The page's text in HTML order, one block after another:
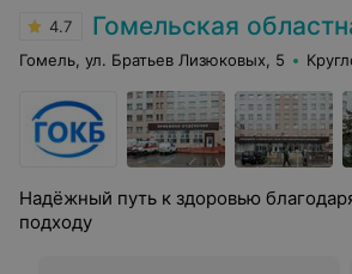
4.7 Гомельская областная
Гомель, ул. Братьев Лизюковых, 5
Надёжный путь к здоровью
подходу